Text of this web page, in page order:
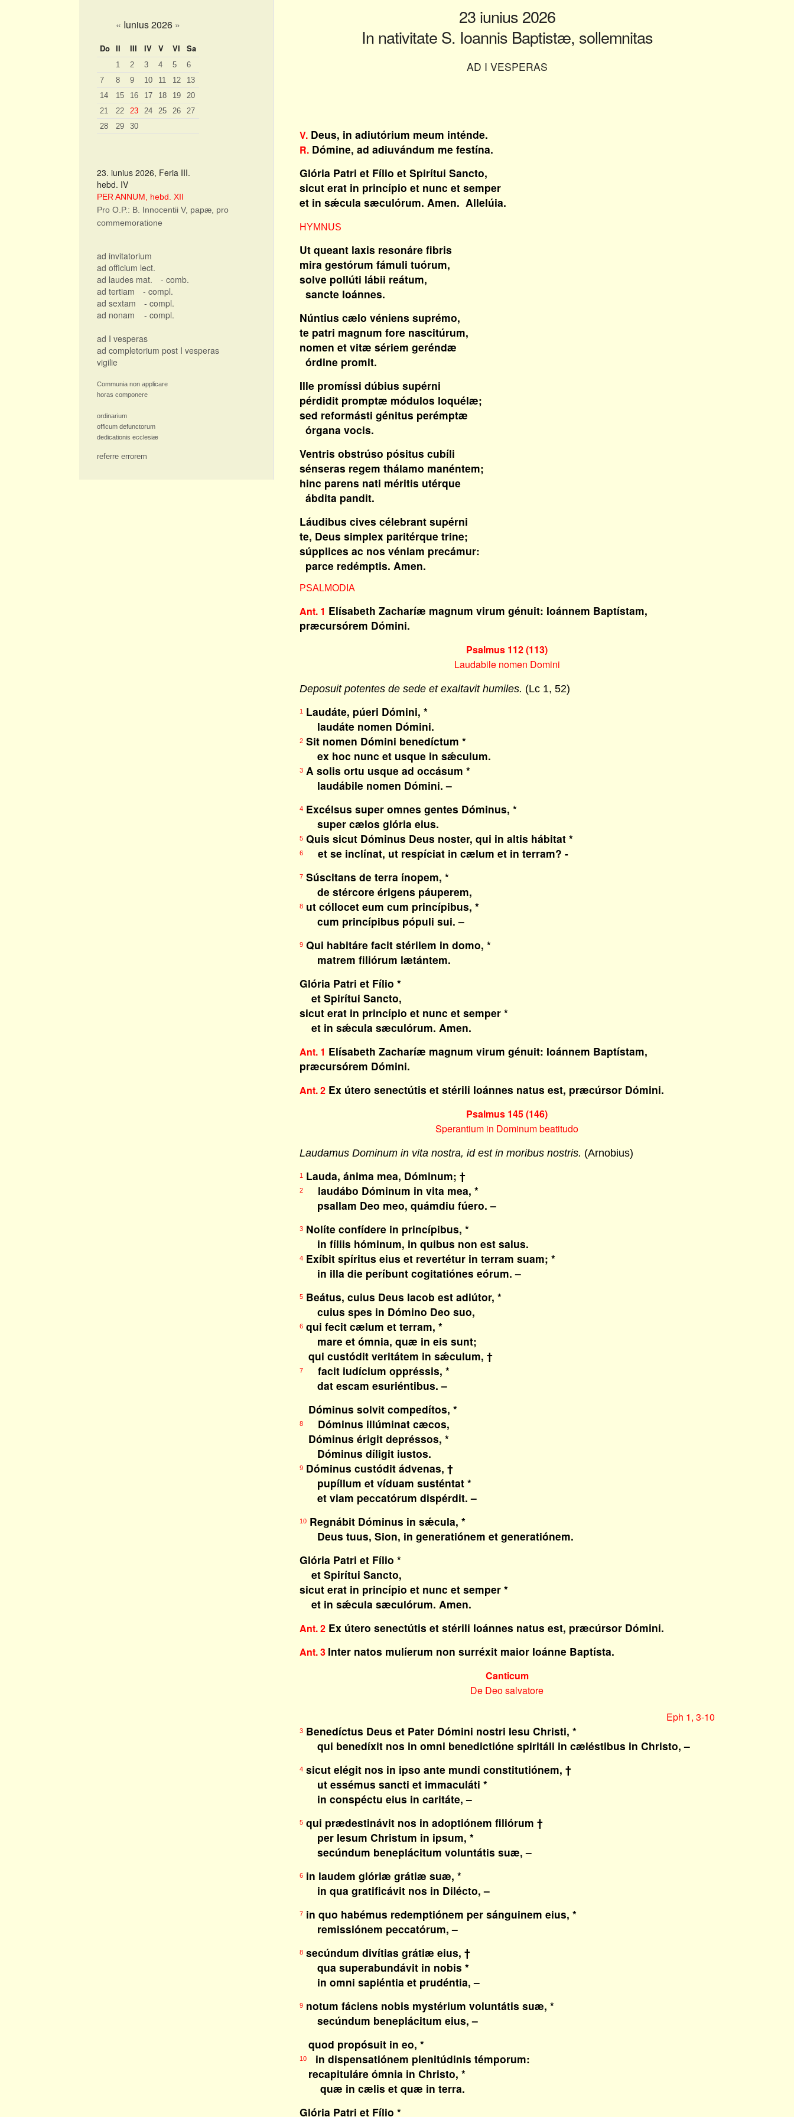
« Iunius 2026 »
Do II III IV V VI Sa
1 2 3 4 5
6
7
8 9 10 11 12
13
14
15 16 17 18 19
20
21
22 23 24 25 26
27
28
29 30
23. iunius 2026, Feria III.
hebd. IV
PER ANNUM, hebd. XII
Pro O.P.: B. Innocentii V, papæ, pro
commemoratione
ad invitatorium
ad officium lect.
ad laudes mat.
- comb.
ad tertiam
- compl.
ad sextam
- compl.
ad nonam
- compl.
ad I vesperas
ad completorium post I vesperas
vigilie
Communia non applicare
horas componere
ordinarium
officum defunctorum
dedicationis ecclesiæ
referre errorem
23 iunius 2026
In nativitate S. Ioannis Baptistæ, sollemnitas
AD I VESPERAS
V. Deus, in adiutórium meum inténde.
R. Dómine, ad adiuvándum me festína.
Glória Patri et Fílio et Spirítui Sancto,
sicut erat in princípio et nunc et semper
et in sǽcula sæculórum. Amen. Allelúia.
HYMNUS
Ut queant laxis resonáre fibris
mira gestórum fámuli tuórum,
solve pollúti lábii reátum,
sancte Ioánnes.
Núntius cælo véniens suprémo,
te patri magnum fore nascitúrum,
nomen et vitæ sériem geréndæ
órdine promit.
Ille promíssi dúbius supérni
pérdidit promptæ módulos loquélæ;
sed reformásti génitus perémptæ
órgana vocis.
Ventris obstrúso pósitus cubíli
sénseras regem thálamo manéntem;
hinc parens nati méritis utérque
ábdita pandit.
Láudibus cives célebrant supérni
te, Deus simplex paritérque trine;
súpplices ac nos véniam precámur:
parce redémptis. Amen.
PSALMODIA
Ant. 1 Elísabeth Zacharíæ magnum virum génuit: Ioánnem Baptístam,
præcursórem Dómini.
Psalmus 112 (113)
Laudabile nomen Domini
Deposuit potentes de sede et exaltavit humiles. (Lc 1, 52)
1
Laudáte, púeri Dómini, *
laudáte nomen Dómini.
2 Sit nomen Dómini benedíctum *
ex hoc nunc et usque in sǽculum.
3 A solis ortu usque ad occásum *
laudábile nomen Dómini. –
4 Excélsus super omnes gentes Dóminus, *
super cælos glória eius.
5 Quis sicut Dóminus Deus noster, qui in altis hábitat *
6 et se inclínat, ut respíciat in cælum et in terram? -
7 Súscitans de terra ínopem, *
de stércore érigens páuperem,
8 ut cóllocet eum cum princípibus, *
cum princípibus pópuli sui. –
9 Qui habitáre facit stérilem in domo, *
matrem filiórum lætántem.
Glória Patri et Fílio *
et Spirítui Sancto,
sicut erat in princípio et nunc et semper *
et in sǽcula sæculórum. Amen.
Ant. 1 Elísabeth Zacharíæ magnum virum génuit: Ioánnem Baptístam,
præcursórem Dómini.
Ant. 2 Ex útero senectútis et stérili Ioánnes natus est, præcúrsor Dómini.
Psalmus 145 (146)
Sperantium in Dominum beatitudo
Laudamus Dominum in vita nostra, id est in moribus nostris. (Arnobius)
1 Lauda, ánima mea, Dóminum; †
2
laudábo Dóminum in vita mea, *
psallam Deo meo, quámdiu fúero. –
3 Nolíte confídere in princípibus, *
in fíliis hóminum, in quibus non est salus.
4 Exíbit spíritus eius et revertétur in terram suam; *
in illa die períbunt cogitatiónes eórum. –
5 Beátus, cuius Deus Iacob est adiútor, *
cuius spes in Dómino Deo suo,
6 qui fecit cælum et terram, *
mare et ómnia, quæ in eis sunt;
qui custódit veritátem in sǽculum, †
7
facit iudícium oppréssis, *
dat escam esuriéntibus. –
Dóminus solvit compedítos, *
8
Dóminus illúminat cæcos,
Dóminus érigit depréssos, *
Dóminus díligit iustos.
9 Dóminus custódit ádvenas, †
pupíllum et víduam susténtat *
et viam peccatórum dispérdit. –
10 Regnábit Dóminus in sǽcula, *
Deus tuus, Sion, in generatiónem et generatiónem.
Glória Patri et Fílio *
et Spirítui Sancto,
sicut erat in princípio et nunc et semper *
et in sǽcula sæculórum. Amen.
Ant. 2 Ex útero senectútis et stérili Ioánnes natus est, præcúrsor Dómini.
Ant. 3 Inter natos mulíerum non surréxit maior Ioánne Baptísta.
Canticum
De Deo salvatore
Eph 1, 3-10
3 Benedíctus Deus et Pater Dómini nostri Iesu Christi, *
qui benedíxit nos in omni benedictióne spiritáli in cæléstibus in Christo, –
4 sicut elégit nos in ipso ante mundi constitutiónem, †
ut essémus sancti et immaculáti *
in conspéctu eius in caritáte, –
5 qui prædestinávit nos in adoptiónem filiórum †
per Iesum Christum in ipsum, *
secúndum beneplácitum voluntátis suæ, –
6 in laudem glóriæ grátiæ suæ, *
in qua gratificávit nos in Dilécto, –
7 in quo habémus redemptiónem per sánguinem eius, *
remissiónem peccatórum, –
8 secúndum divítias grátiæ eius, †
qua superabundávit in nobis *
in omni sapiéntia et prudéntia, –
9 notum fáciens nobis mystérium voluntátis suæ, *
secúndum beneplácitum eius, –
quod propósuit in eo, *
10
in dispensatiónem plenitúdinis témporum:
recapituláre ómnia in Christo, *
quæ in cælis et quæ in terra.
Glória Patri et Fílio *